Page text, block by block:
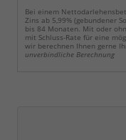
Bei einem
Zins ab 5,99% (gebundener
bis 84 Monaten. Mit oder
mit Schluss-Rate für eine
wir berechnen Ihnen gerne
unverbindliche Berechnung